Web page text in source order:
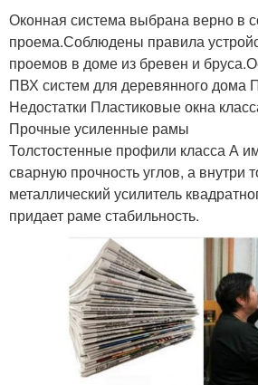
Оконная система выбрана верно в
проема.Соблюдены правила
проемов в доме из бревен и
ПВХ систем для деревянного дома
Недостатки Пластиковые окна
Прочные усиленные рамы
Толстостенные профили класса А
сварную прочность углов, а внутри
металлический усилитель
придает раме стабильность.